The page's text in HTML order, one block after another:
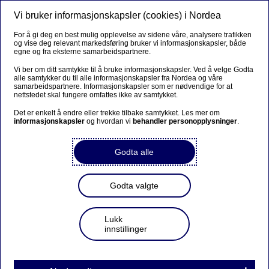
Bedrift
Slik avslutter bedriften
kredittkort
Denne løsningen benyttes for å avslutte et enkeltkort
Avslutningen kan gjennomføres av kortholderen eller
signaturberettiget/daglig leder. Hvem som kan signere
for bedriften kan sjekkesher
. Innen 3 virkedager vil
Vi bruker informasjonskapsler (cookies) i Nordea
For å gi deg en best mulig opplevelse av sidene våre, analysere trafikken
og vise deg relevant markedsføring bruker vi informasjonskapsler, både
egne og fra eksterne samarbeidspartnere.
Vi ber om ditt samtykke til å bruke informasjonskapsler. Ved å velge Godta
alle samtykker du til alle informasjonskapsler fra Nordea og våre
samarbeidspartnere. Informasjonskapsler som er nødvendige for at
nettstedet skal fungere omfattes ikke av samtykket.
Det er enkelt å endre eller trekke tilbake samtykket. Les mer om
informasjonskapsler og hvordan vi behandler personopplysninger.
Godta alle
Godta valgte
Lukk
innstillinger